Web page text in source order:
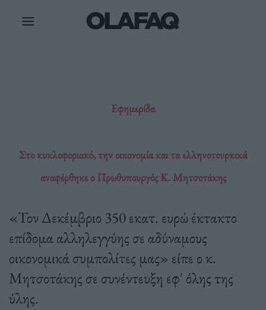
Εφημερίδα
Στο κυκλοφοριακό, την οικονομία και τα ελληνοτουρκικά
αναφέρθηκε ο Πρωθυπουργός Κ. Μητσοτάκης
«Τον Δεκέμβριο 350 εκατ. ευρώ έκτακτο
επίδομα αλληλεγγύης σε αδύναμους
οικονομικά συμπολίτες μας» είπε ο κ.
Μητσοτάκης σε συνέντευξη εφ' όλης της
ύλης.